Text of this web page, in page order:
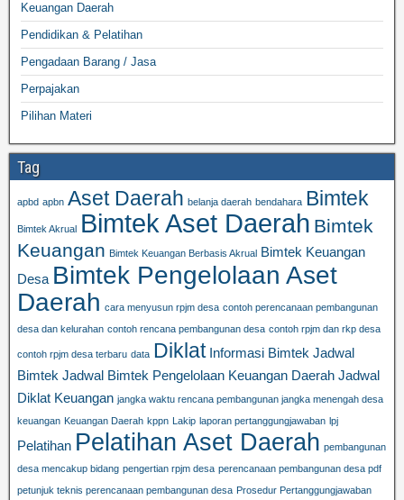
Keuangan Daerah
Pendidikan & Pelatihan
Pengadaan Barang / Jasa
Perpajakan
Pilihan Materi
Tag
apbd apbn Aset Daerah belanja daerah bendahara Bimtek
Bimtek Akrual Bimtek Aset Daerah Bimtek
Keuangan Bimtek Keuangan Berbasis Akrual Bimtek Keuangan
Desa Bimtek Pengelolaan Aset
Daerah cara menyusun rpjm desa contoh perencanaan pembangunan
desa dan kelurahan contoh rencana pembangunan desa contoh rpjm dan rkp desa
contoh rpjm desa terbaru data Diklat Informasi Bimtek Jadwal
Bimtek Jadwal Bimtek Pengelolaan Keuangan Daerah Jadwal
Diklat Keuangan jangka waktu rencana pembangunan jangka menengah desa
keuangan Keuangan Daerah kppn Lakip laporan pertanggungjawaban lpj
Pelatihan Pelatihan Aset Daerah pembangunan
desa mencakup bidang pengertian rpjm desa perencanaan pembangunan desa pdf
petunjuk teknis perencanaan pembangunan desa Prosedur Pertanggungjawaban